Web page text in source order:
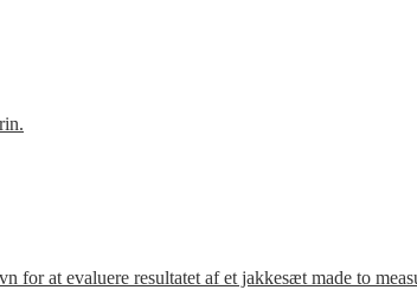
at evaluere resultatet af et jakkesæt made to